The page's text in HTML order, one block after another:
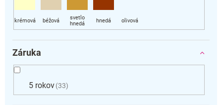
Záruka
5 rokov 33